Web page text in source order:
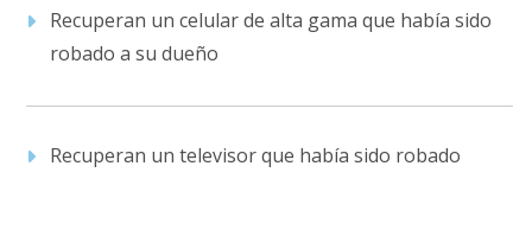
Recuperan un celular de alta gama que había sido
robado a su dueño
Recuperan un televisor que había sido robado